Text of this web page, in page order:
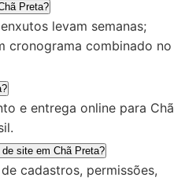
Preta?
levam semanas;
cronograma combinado no
e entrega online para Chã
site em Chã Preta?
cadastros, permissões,